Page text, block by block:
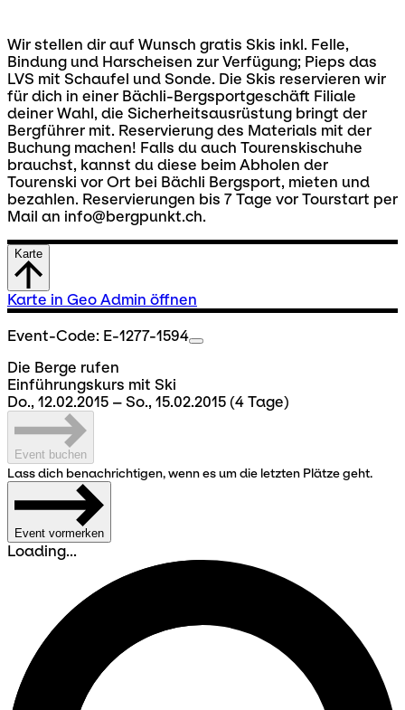
Wir stellen dir auf Wunsch gratis Skis inkl. Felle,
Bindung und Harscheisen zur Verfügung; Pieps das
LVS mit Schaufel und Sonde. Die Skis reservieren wir
für dich in einer Bächli-Bergsportgeschäft Filiale
deiner Wahl, die Sicherheitsausrüstung bringt der
Bergführer mit. Reservierung des Materials mit der
Buchung machen! Falls du auch Tourenskischuhe
brauchst, kannst du diese beim Abholen der
Tourenski vor Ort bei Bächli Bergsport, mieten und
bezahlen. Reservierungen bis 7 Tage vor Tourstart per
Mail an info@bergpunkt.ch.
Karte
Karte in Geo Admin öffnen
Event-Code: E-1277-1594
Die Berge rufen
Einführungskurs mit Ski
Do., 12.02.2015 – So., 15.02.2015 (4 Tage)
Event buchen
Lass dich benachrichtigen, wenn es um die letzten Plätze geht.
Event vormerken
Loading...